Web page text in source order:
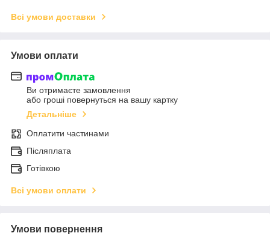
Всі умови доставки
Умови оплати
Ви отримаєте замовлення
або гроші повернуться на вашу картку
Детальніше
Оплатити частинами
Післяплата
Готівкою
Всі умови оплати
Умови повернення